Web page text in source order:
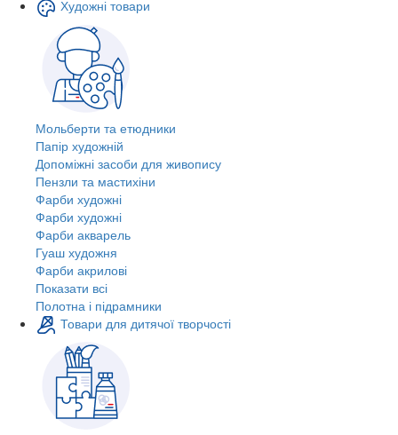
Художні товари
Мольберти та етюдники
Папір художній
Допоміжні засоби для живопису
Пензли та мастихіни
Фарби художні
Фарби художні
Фарби акварель
Гуаш художня
Фарби акрилові
Показати всі
Полотна і підрамники
Товари для дитячої творчості